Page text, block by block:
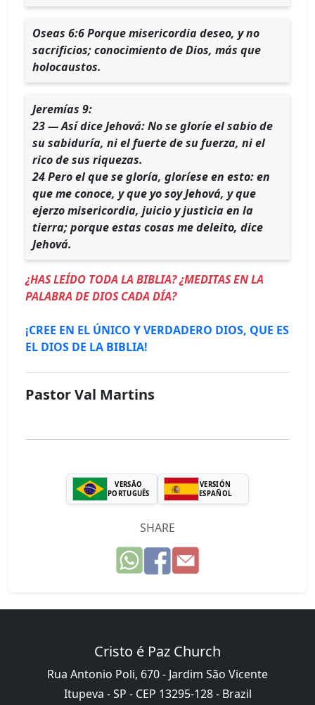
Oseas 6:6 Porque misericordia deseo, y no
sacrificios; conocimiento de Dios, más que
holocaustos.
Jeremías 9:
23 — Así dice Jehová: No se gloríe el sabio de
su sabiduría, ni el fuerte de su fuerza, ni el
rico de sus riquezas.
24 Pero el que se gloría, gloríese en esto: en
que me conoce, y que yo soy Jehová, y que
ejerzo misericordia, juicio y justicia en la
tierra; porque estas cosas me deleito, dice
Jehová.
¿HAS LEÍDO TODA LA BIBLIA? ¿MEDITAS EN LA
PALABRA DE DIOS CADA DÍA?
¡CREE EN EL ÚNICO Y VERDADERO DIOS, QUE ES
EL DIOS DE LA BIBLIA!
Pastor Val Martins
VERSÃO
PORTUGUÊS
VERSIÓN
ESPAÑOL
SHARE
Cristo é Paz Church
Rua Antonio Poli, 670 - Jardim São Vicente
Itupeva - SP - CEP 13295-128 - Brazil